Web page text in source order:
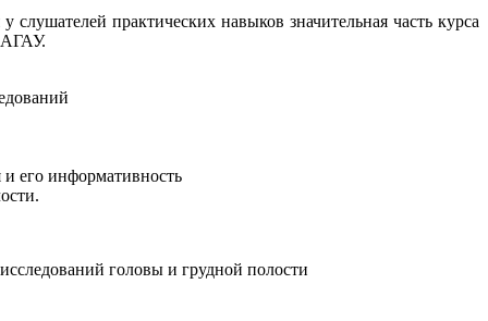
практических навыков значительная часть курса
АГАУ.
и его информативность
головы и грудной полости